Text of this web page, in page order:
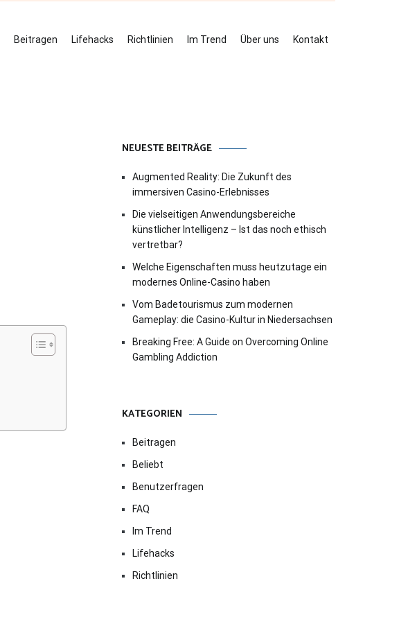
Beitragen Lifehacks Richtlinien Im Trend Über uns Kontakt
NEUESTE BEITRÄGE
Augmented Reality: Die Zukunft des
immersiven Casino-Erlebnisses
Die vielseitigen Anwendungsbereiche
künstlicher Intelligenz – Ist das noch ethisch
vertretbar?
Welche Eigenschaften muss heutzutage ein
modernes Online-Casino haben
Vom Badetourismus zum modernen
Gameplay: die Casino-Kultur in Niedersachsen
Breaking Free: A Guide on Overcoming Online
Gambling Addiction
KATEGORIEN
Beitragen
Beliebt
Benutzerfragen
FAQ
Im Trend
Lifehacks
Richtlinien